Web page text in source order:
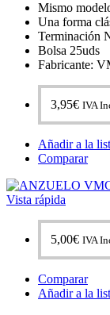
Mismo
Una forma
Terminación
Bolsa 25uds
Fabricante:
3,95€ IVA
Añadir a la
Comparar
Vista rápida
5,00€ IVA
Comparar
Añadir a la